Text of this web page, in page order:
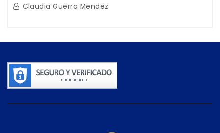
Claudia Guerra Mendez